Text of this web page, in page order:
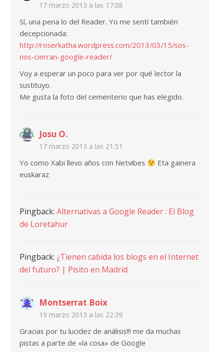
17 marzo 2013 a las 17:08
Sí, una pena lo del Reader. Yo me sentí también
decepcionada:
http://roserkatha.wordpress.com/2013/03/15/sos-
nos-cierran-google-reader/
Voy a esperar un poco para ver por qué lector la
sustituyo.
Me gusta la foto del cementerio que has elegido.
Josu O.
17 marzo 2013 a las 21:51
Yo como Xabi llevo años con Netvibes
Eta gainera
euskaraz
Pingback: Alternativas a Google Reader : El Blog
de Loretahur
Pingback: ¿Tienen cabida los blogs en el Internet
del futuro? | Pisito en Madrid
Montserrat Boix
19 marzo 2013 a las 22:39
Gracias por tu lucidez de análisis!!! me da muchas
pistas a parte de «la cosa» de Google